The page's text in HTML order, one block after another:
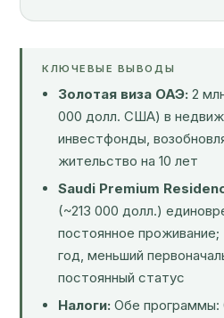
КЛЮЧЕВЫЕ ВЫВОДЫ
Золотая виза ОАЭ: 2
000 долл. США) в
инвестфонды,
жительство на 10 лет
Saudi Premium
(~213 000 долл.)
постоянное
год, меньший
постоянный статус
Налоги: Обе